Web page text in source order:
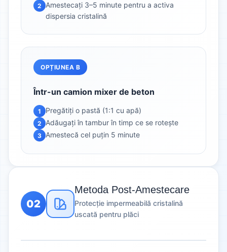
2 Amestecați 3–5 minute pentru a activa
dispersia cristalină
OPȚIUNEA B
Într-un camion mixer de beton
1 Pregătiți o pastă (1:1 cu apă)
2 Adăugați în tambur în timp ce se rotește
3 Amestecă cel puțin 5 minute
02
Metoda Post-Amestecare
Protecție impermeabilă cristalină
uscată pentru plăci